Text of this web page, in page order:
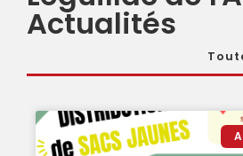
Actualités